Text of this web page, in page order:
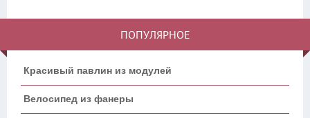
ПОПУЛЯРНОЕ
Красивый павлин из модулей
Велосипед из фанеры